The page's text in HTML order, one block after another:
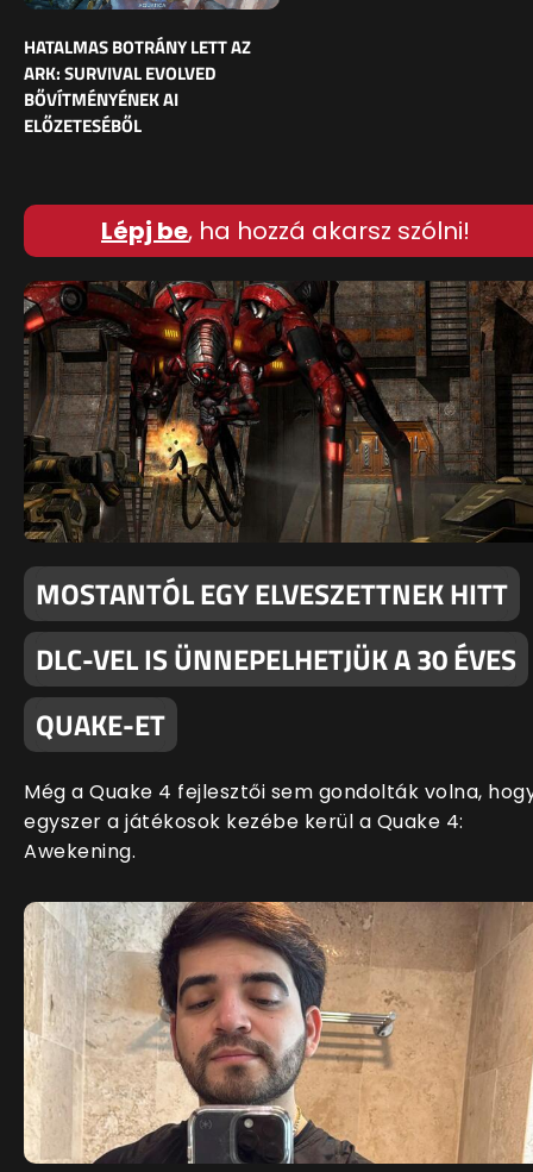
HATALMAS BOTRÁNY LETT AZ
ARK: SURVIVAL EVOLVED
BŐVÍTMÉNYÉNEK AI
ELŐZETESÉBŐL
Lépj be, ha hozzá akarsz szólni!
MOSTANTÓL EGY ELVESZETTNEK HITT
DLC-VEL IS ÜNNEPELHETJÜK A 30 ÉVES
QUAKE-ET
Még a Quake 4 fejlesztői sem gondolták volna,
egyszer a játékosok kezébe kerül a Quake 4:
Awekening.